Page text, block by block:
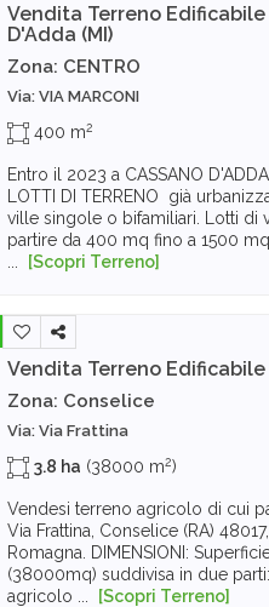
Vendita Terreno Edificabile
D'Adda (MI)
Zona: CENTRO
Via: VIA MARCONI
400 m2
Entro il 2023 a CASSANO D'ADDA
LOTTI DI TERRENO già
ville singole o bifamiliari. Lotti di
partire da 400 mq fino a 1500
[Scopri Terreno]
Vendita Terreno Edificabile
Zona: Conselice
Via: Via Frattina
3.8 ha (38000 m2)
Vendesi terreno agricolo di cui
Via Frattina, Conselice (RA)
Romagna. DIMENSIONI:
(38000mq) suddivisa in due
agricolo ...
[Scopri Terreno]